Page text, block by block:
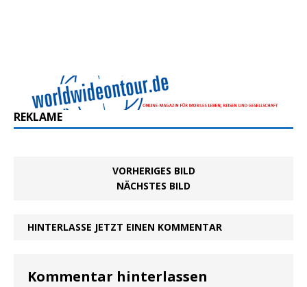
REKLAME
VORHERIGES BILD
NÄCHSTES BILD
HINTERLASSE JETZT EINEN KOMMENTAR
Kommentar hinterlassen